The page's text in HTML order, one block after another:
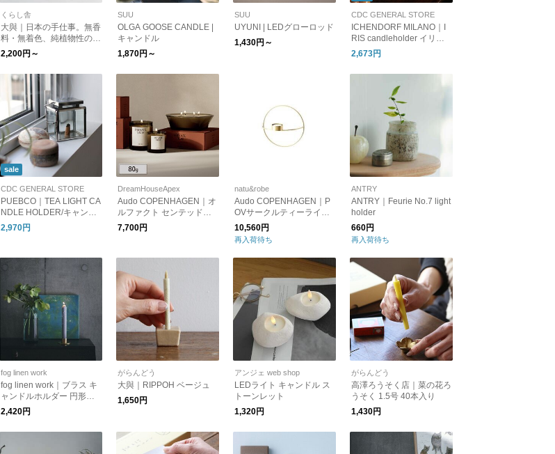
くらし舎
大與｜日本の手仕事。無香
料・無着色、純植物性の
お米のブロックキャンドル
kurashisha ろうそく
2,200円～
SUU
OLGA GOOSE CANDLE |
キャンドル
1,870円～
SUU
UYUNI | LEDグローロッド
1,430円～
CDC GENERAL STORE
ICHENDORF MILANO｜I
RIS candleholder イリス
キャンドル ホルダー
2,673円
sale
CDC GENERAL STORE
PUEBCO｜TEA LIGHT CA
NDLE HOLDER/キャンド
ルホルダー お香
2,970円
DreamHouseApex
Audo COPENHAGEN｜オ
ルファクト センテッドキ
ャンドル 80g 100%植物由
来 アロマキャンドル ロウ
7,700円
natu&robe
Audo COPENHAGEN｜P
OVサークルティーライト
キャンドルホルダー Sサ
イズ
10,560円
再入荷待ち
ANTRY
ANTRY｜Feurie No.7 light
holder
660円
再入荷待ち
fog linen work
fog linen work｜ブラス キ
ャンドルホルダー 円形 f
og linen work フォグリ
ネンワーク
2,420円
がらんどう
大與｜RIPPOH ベージュ
1,650円
アンジェ web shop
LEDライト キャンドル ス
トーンレット
1,320円
がらんどう
高澤ろうそく店｜菜の花ろ
うそく 1.5号 40本入り
1,430円